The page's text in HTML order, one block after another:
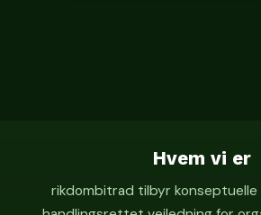
Hvem vi er
rikdombitrad tilbyr konseptuelle